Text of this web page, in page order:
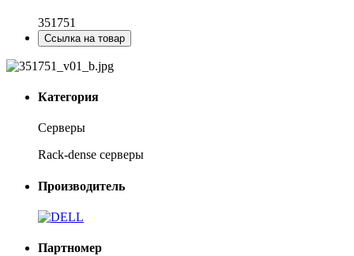
351751
Ссылка на товар
Категория
Серверы
Rack-dense серверы
Производитель
Партномер